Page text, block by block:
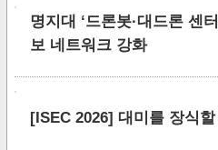
명지대 ‘드론봇·대드론 센
보 네트워크 강화
[ISEC 2026] 대미를 장식